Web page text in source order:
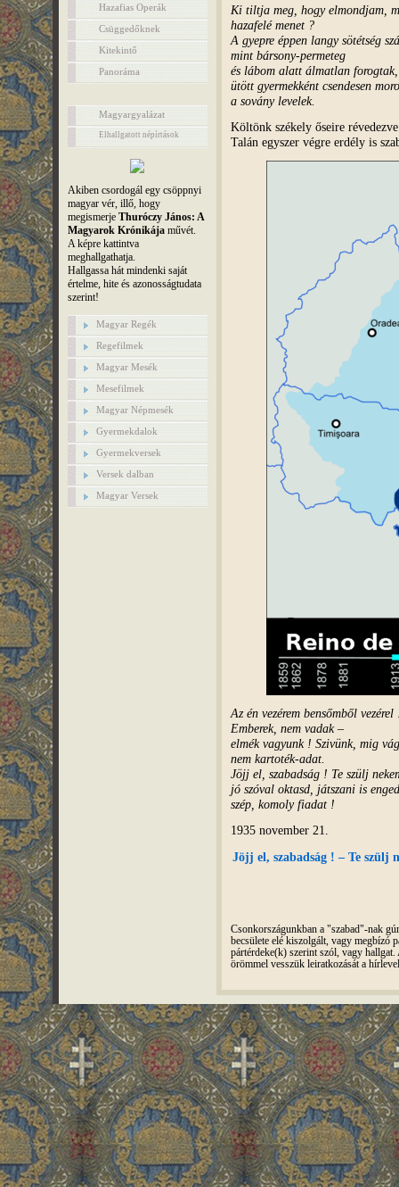
Hazafias Operák
Csüggedőknek
Kitekintő
Panoráma
Magyargyalázat
Elhallgatott népírtások
Akiben csordogál egy csöppnyi
magyar vér, illő, hogy
megismerje Thuróczy János: A
Magyarok Krónikájaművét.
A képre kattintva
meghallgathatja.
Hallgassa hát mindenki saját
értelme, hite és azonosságtudata
szerint!
Magyar Regék
Regefilmek
Magyar Mesék
Mesefilmek
Magyar Népmesék
Gyermekdalok
Gyermekversek
Versek dalban
Magyar Versek
Ki tiltja meg, hogy elmondjam,
hazafelé menet ?
A gyepre éppen langy sötétség
mint bársony-permeteg
és lábom alatt álmatlan forogtak,
ütött gyermekként csendesen
a sovány levelek.
Költönk székely őseire
Talán egyszer végre erdély is
Az én vezérem bensőmből vezérel
Emberek, nem vadak –
elmék vagyunk ! Szivünk, mig
nem kartoték-adat.
Jöjj el, szabadság ! Te szülj
jó szóval oktasd, játszani is
szép, komoly fiadat !
1935 november 21.
Jöjj el, szabadság ! – Te szülj
Csonkországunkban a "szabad"-nak
becsülete elé kiszolgált, vagy megbízó
pártérdeke(k) szerint szól, vagy
örömmel vesszük leiratkozását a